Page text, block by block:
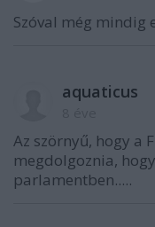
Szóval még mindig
aquaticus
Az szörnyű, hogy a
megdolgoznia,
parlamentben.....